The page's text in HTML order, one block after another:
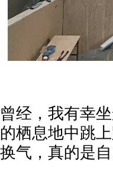
曾经，我有幸
的栖息地中跳
换气，真的是自